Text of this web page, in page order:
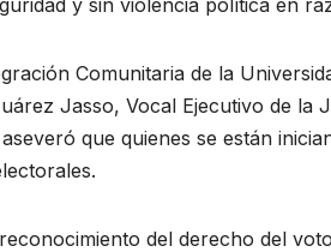
Comunitaria de la
Jasso, Vocal Ejecutivo de la
que quienes se están
del derecho del